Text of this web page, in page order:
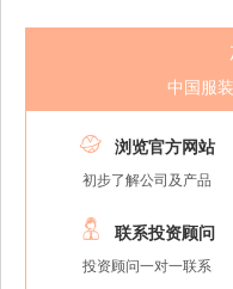
中国服
 浏览官方网站
初步了解公司及产品
 联系投资顾问
投资顾问一对一联系